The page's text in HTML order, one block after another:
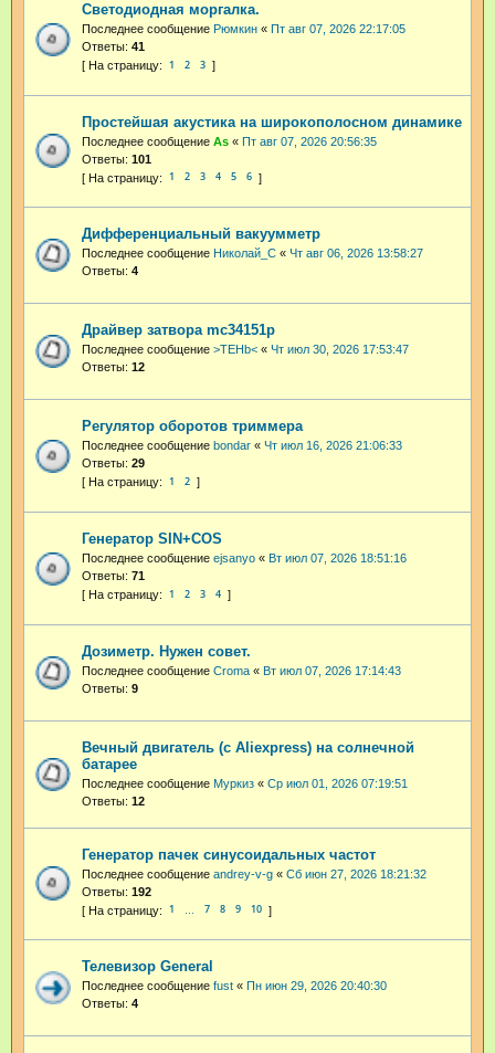
Светодиодная моргалка.
Последнее сообщение Рюмкин « Пт авг 07, 2026 22:17:05
Ответы: 41
1 2 3
Простейшая акустика на широкополосном динамике
Последнее сообщение As « Пт авг 07, 2026 20:56:35
Ответы: 101
1 2 3 4 5 6
Дифференциальный вакуумметр
Последнее сообщение Николай_С « Чт авг 06, 2026 13:58:27
Ответы: 4
Драйвер затвора mc34151p
Последнее сообщение >TEHb< « Чт июл 30, 2026 17:53:47
Ответы: 12
Регулятор оборотов триммера
Последнее сообщение bondar « Чт июл 16, 2026 21:06:33
Ответы: 29
1 2
Генератор SIN+COS
Последнее сообщение ejsanyo « Вт июл 07, 2026 18:51:16
Ответы: 71
1 2 3 4
Дозиметр. Нужен совет.
Последнее сообщение Croma « Вт июл 07, 2026 17:14:43
Ответы: 9
Вечный двигатель (с Aliexpress) на солнечной
батарее
Последнее сообщение Муркиз « Ср июл 01, 2026 07:19:51
Ответы: 12
Генератор пачек синусоидальных частот
Последнее сообщение andrey-v-g « Сб июн 27, 2026 18:21:32
Ответы: 192
1 7 8 9 10
Телевизор General
Последнее сообщение fust « Пн июн 29, 2026 20:40:30
Ответы: 4